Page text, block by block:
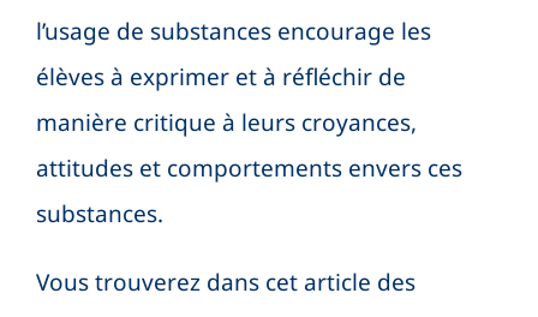
l’usage de substances encourage les
élèves à exprimer et à réfléchir de
manière critique à leurs croyances,
attitudes et comportements envers ces
substances.
Vous trouverez dans cet article des